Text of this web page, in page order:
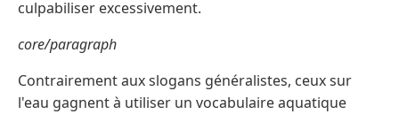
culpabiliser excessivement.
core/paragraph
Contrairement aux slogans généralistes, ceux sur
l'eau gagnent à utiliser un vocabulaire aquatique